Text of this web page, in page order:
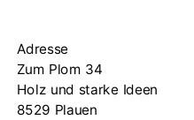
Adresse
Zum Plom 34
Holz und starke Ideen
8529 Plauen